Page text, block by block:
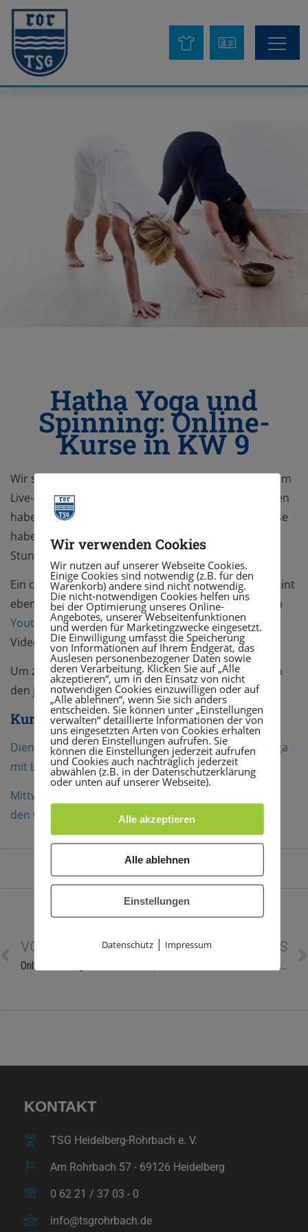
Hatha Yoga und
Spinning: Online-
Kurse in KW 9
Wir starten in den März am Dienstag abend mit einem
Live-Kurs via Zoom: Hatha Yoga mit Lea. Des Weiteren
haben wir für alle, die ein Indoor Cycling Bike zuhause
haben am Mittwoch und Sonntag jeweils eine Live-
Stunde via teams mit Ekki für euch.
Ein ca. 30minütiges Fitness-Video mit Yvonne erscheint
ebenfalls im Laufe der nächsten Woche auf unserem
Youtube-Kanal. Einfach Kanal abonnieren und keine
Video-Neuheiten mehr verpassen.
Um zu dem jeweiligen Live-Kurs zu gelangen, einfach
den jeweiligen Tag bzw, Kurs anklicken.
Kurse
Dienstag, den 02.03. um 19:30 Uhr, 60min Hatha Yoga
mit Lea
Mittwoch, den 03.03. 18:00 Uhr, 60min und Sonntag,
den 07.03., 90min Indoor Cycling mit Ekki
VORHERIGE NEWS
Online-Kursangebot KW 7
NÄCHSTE NEWS
KONTAKT
TSG Heidelberg-Rohrbach e. V.
Am Rohrbach 57 ∙ 69126 Heidelberg
0 62 21 / 37 03 - 0
info@tsgrohrbach.de
Wir verwenden Cookies
Wir nutzen auf unserer Webseite Cookies.
Einige Cookies sind notwendig (z.B. für den
Warenkorb) andere sind nicht notwendig.
Die nicht-notwendigen Cookies helfen uns
bei der Optimierung unseres Online-
Angebotes, unserer Webseitenfunktionen
und werden für Marketingzwecke eingesetzt.
Die Einwilligung umfasst die Speicherung
von Informationen auf Ihrem Endgerät, das
Auslesen personenbezogener Daten sowie
deren Verarbeitung. Klicken Sie auf „Alle
akzeptieren“, um in den Einsatz von nicht
notwendigen Cookies einzuwilligen oder auf
„Alle ablehnen“, wenn Sie sich anders
entscheiden. Sie können unter „Einstellungen
verwalten“ detaillierte Informationen der von
uns eingesetzten Arten von Cookies erhalten
und deren Einstellungen aufrufen. Sie
können die Einstellungen jederzeit aufrufen
und Cookies auch nachträglich jederzeit
abwählen (z.B. in der Datenschutzerklärung
oder unten auf unserer Webseite).
Alle akzeptieren
Alle ablehnen
Einstellungen
Datenschutz | Impressum